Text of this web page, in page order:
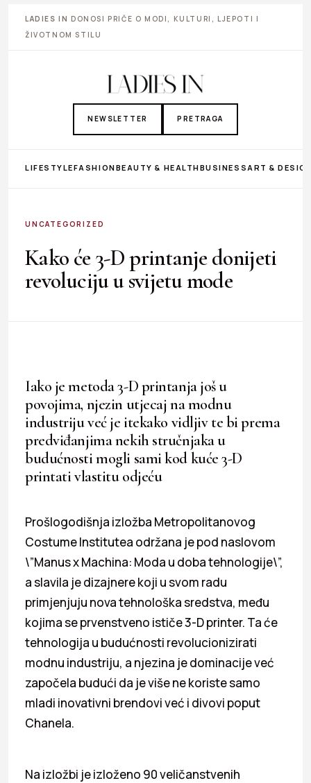
LADIES IN DONOSI PRIČE O MODI, KULTURI, LJEPOTI I
ŽIVOTNOM STILU
NEWSLETTER PRETRAGA
LIFESTYLEFASHIONBEAUTY & HEALTHBUSINESS ART &
UNCATEGORIZED
Kako će 3-D printanje donijeti
revoluciju u svijetu mode
Iako je metoda 3-D printanja još u
povojima, njezin utjecaj na modnu
industriju već je itekako vidljiv te bi prema
predviđanjima nekih stručnjaka u
budućnosti mogli sami kod kuće 3-D
printati vlastitu odjeću
Prošlogodišnja izložba Metropolitanovog
Costume Institutea održana je pod naslovom
\”Manus x Machina: Moda u doba tehnologije\”,
a slavila je dizajnere koji u svom radu
primjenjuju nova tehnološka sredstva, među
kojima se prvenstveno ističe 3-D printer. Ta će
tehnologija u budućnosti revolucionizirati
modnu industriju, a njezina je dominacije već
započela budući da je više ne koriste samo
mladi inovativni brendovi već i divovi poput
Chanela.
Na izložbi je izloženo 90 veličanstvenih